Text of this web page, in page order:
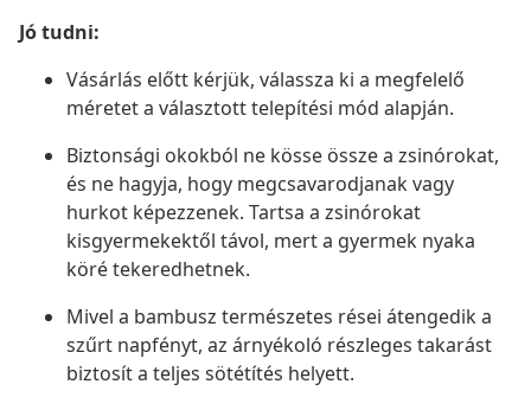
Jó tudni:
Vásárlás előtt kérjük, válassza ki a megfelelő
méretet a választott telepítési mód alapján.
Biztonsági okokból ne kösse össze a zsinórokat,
és ne hagyja, hogy megcsavarodjanak vagy
hurkot képezzenek. Tartsa a zsinórokat
kisgyermekektől távol, mert a gyermek nyaka
köré tekeredhetnek.
Mivel a bambusz természetes rései átengedik a
szűrt napfényt, az árnyékoló részleges takarást
biztosít a teljes sötétítés helyett.